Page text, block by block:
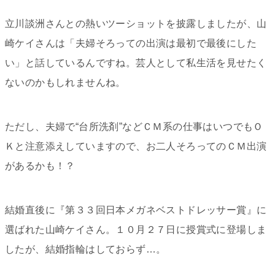
立川談洲さんとの熱いツーショットを披露しましたが、山
崎ケイさんは「夫婦そろっての出演は最初で最後にした
い」と話しているんですね。芸人として私生活を見せたく
ないのかもしれませんね。
ただし、夫婦で“台所洗剤”などＣＭ系の仕事はいつでもＯ
Ｋと注意添えしていますので、お二人そろってのＣＭ出演
があるかも！？
結婚直後に『第３３回日本メガネベストドレッサー賞 』に
選ばれた山崎ケイさん。１０月２７日に授賞式に登場しま
したが、結婚指輪はしておらず…。